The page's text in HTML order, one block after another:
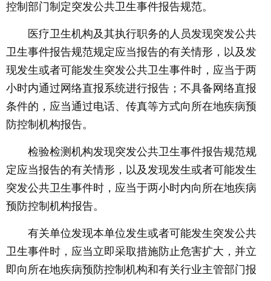
控制部门制定突发公共卫生事件报告规范。
医疗卫生机构及其执行职务的人员发现突发公共
卫生事件报告规范规定应当报告的有关情形，以及发
现发生或者可能发生突发公共卫生事件时，应当于两
小时内通过网络直报系统进行报告；不具备网络直报
条件的，应当通过电话、传真等方式向所在地疾病预
防控制机构报告。
检验检测机构发现突发公共卫生事件报告规范规
定应当报告的有关情形，以及发现发生或者可能发生
突发公共卫生事件时，应当于两小时内向所在地疾病
预防控制机构报告。
有关单位发现本单位发生或者可能发生突发公共
卫生事件时，应当立即采取措施防止危害扩大，并立
即向所在地疾病预防控制机构和有关行业主管部门报